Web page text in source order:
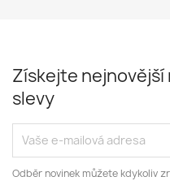
Získejte nejnovější
slevy
Odběr novinek můžete kdykoliv